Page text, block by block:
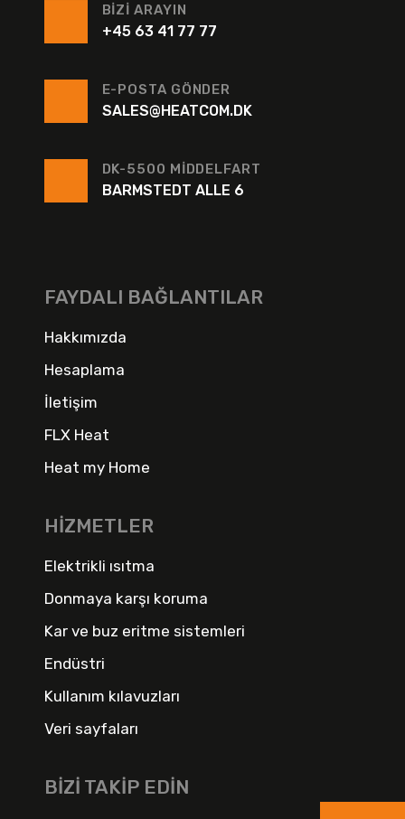
BIZI ARAYIN
+45 63 41 77 77
E-POSTA GÖNDER
SALES@HEATCOM.DK
DK-5500 MIDDELFART
BARMSTEDT ALLE 6
FAYDALI BAĞLANTILAR
Hakkımızda
Hesaplama
İletişim
FLX Heat
Heat my Home
HIZMETLER
Elektrikli ısıtma
Donmaya karşı koruma
Kar ve buz eritme sistemleri
Endüstri
Kullanım kılavuzları
Veri sayfaları
BIZI TAKIP EDIN